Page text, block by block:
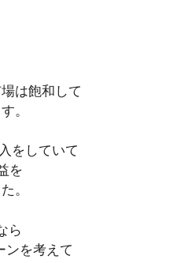
は飽和して
。
をしていて
を
。
ら
ンを考えて